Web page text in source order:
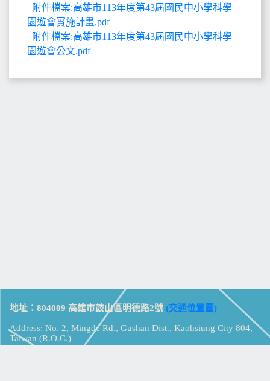
附件檔案:高雄市113年度第43屆國民中小學科學
園遊會實施計畫.pdf
附件檔案:高雄市113年度第43屆國民中小學科學
園遊會公文.pdf
地址：804009 高雄市鼓山區明德路2號 (交通位置圖)
Address: No. 2, Mingde Rd., Gushan Dist., Kaohsiung City 804,
Taiwan (R.O.C.)